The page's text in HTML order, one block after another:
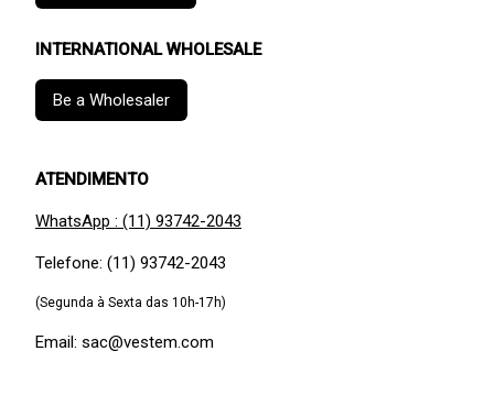
INTERNATIONAL WHOLESALE
Be a Wholesaler
ATENDIMENTO
WhatsApp : (11) 93742-2043
Telefone: (11) 93742-2043
(Segunda à Sexta das 10h-17h)
Email: sac@vestem.com